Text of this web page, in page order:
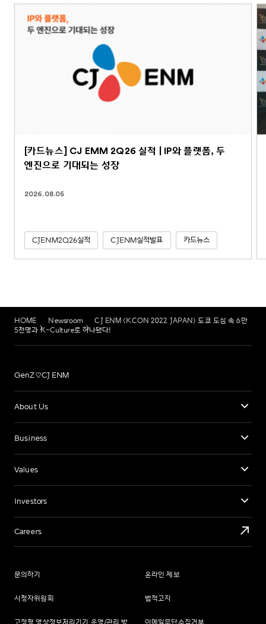
[카드뉴스] CJ EMM 2Q26 실적 | IP와 플랫폼, 두
엔진으로 기대되는 성장
2026.08.05
CJENM2Q26실적 CJENM실적발표 카드뉴스
HOME Newsroom
CJ ENM <KCON 2022 JAPAN> 도쿄 도심 속 6만
5천명과 K-Culture로 하나됐다!
GenZ♡CJ ENM
About Us
Business
Values
Investors
Careers
문의하기 온라인 제보
시청자위원회 법적고지